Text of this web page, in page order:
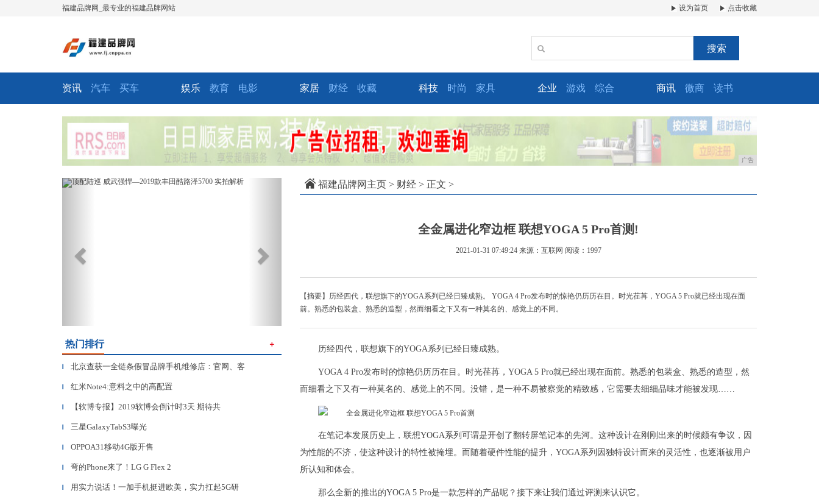
福建品牌网_最专业的福建品牌网站 设为首页 点击收藏
搜索
资讯 汽车 买车 娱乐 教育 电影 家居 财经 收藏 科技 时尚 家具 企业 游戏 综合 商讯 微商 读书
广告
Previous
热门排行 ＋
▎ 北京查获一全链条假冒品牌手机维修店：官网、客
▎ 红米Note4:意料之中的高配置
▎ 【软博专报】2019软博会倒计时3天 期待共
▎ 三星GalaxyTabS3曝光
▎ OPPOA31移动4G版开售
▎ 弯的Phone来了！LG G Flex 2
▎ 用实力说话！一加手机挺进欧美，实力扛起5G研
福建品牌网主页 > 财经 > 正文 >
全金属进化窄边框 联想YOGA 5 Pro首测!
2021-01-31 07:49:24 来源：互联网 阅读：1997
【摘要】历经四代，联想旗下的YOGA系列已经日臻成熟。 YOGA 4 Pro发布时的惊艳仍历历在目。时光荏苒，YOGA 5 Pro就已经出现在面
前。熟悉的包装盒、熟悉的造型，然而细看之下又有一种莫名的、感觉上的不同。
历经四代，联想旗下的YOGA系列已经日臻成熟。
YOGA 4 Pro发布时的惊艳仍历历在目。时光荏苒，YOGA 5 Pro就已经出现在面前。熟悉的包装盒、熟悉的造型，然
而细看之下又有一种莫名的、感觉上的不同。没错，是一种不易被察觉的精致感，它需要去细细品味才能被发现……
在笔记本发展历史上，联想YOGA系列可谓是开创了翻转屏笔记本的先河。这种设计在刚刚出来的时候颇有争议，因
为性能的不济，使这种设计的特性被掩埋。而随着硬件性能的提升，YOGA系列因独特设计而来的灵活性，也逐渐被用户
所认知和体会。
那么全新的推出的YOGA 5 Pro是一款怎样的产品呢？接下来让我们通过评测来认识它。